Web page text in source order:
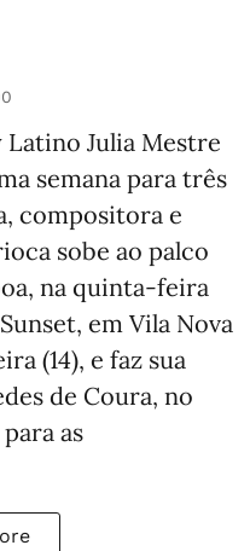
Julia Mestre
semana para três
compositora e
sobe ao palco
na quinta-feira
em Vila Nova
(14), e faz sua
de Coura, no
as